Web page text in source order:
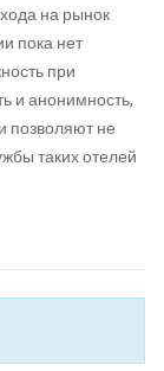
на рынок
пока нет
при
и анонимность,
позволяют не
таких отелей